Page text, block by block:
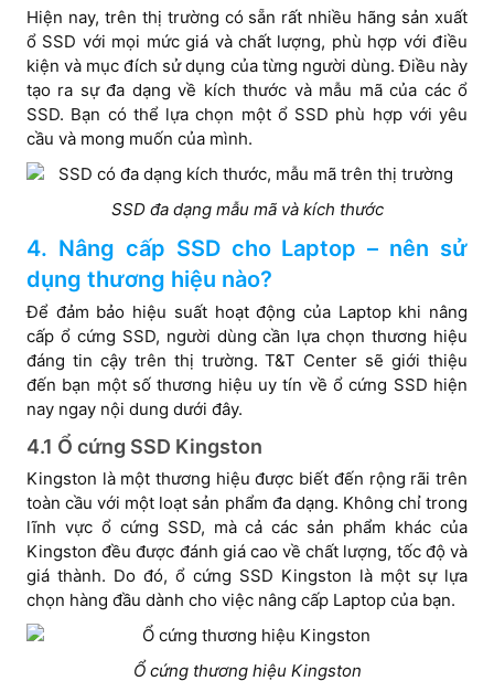
Hiện nay, trên thị trường có sẵn rất nhiều hãng sản xuất
ổ SSD với mọi mức giá và chất lượng, phù hợp với điều
kiện và mục đích sử dụng của từng người dùng. Điều này
tạo ra sự đa dạng về kích thước và mẫu mã của các ổ
SSD. Bạn có thể lựa chọn một ổ SSD phù hợp với yêu
cầu và mong muốn của mình.
SSD đa dạng mẫu mã và kích thước
4. Nâng cấp SSD cho Laptop – nên sử
dụng thương hiệu nào?
Để đảm bảo hiệu suất hoạt động của Laptop khi nâng
cấp ổ cứng SSD, người dùng cần lựa chọn thương hiệu
đáng tin cậy trên thị trường. T&T Center sẽ giới thiệu
đến bạn một số thương hiệu uy tín về ổ cứng SSD hiện
nay ngay nội dung dưới đây.
4.1 Ổ cứng SSD Kingston
Kingston là một thương hiệu được biết đến rộng rãi trên
toàn cầu với một loạt sản phẩm đa dạng. Không chỉ trong
lĩnh vực ổ cứng SSD, mà cả các sản phẩm khác của
Kingston đều được đánh giá cao về chất lượng, tốc độ và
giá thành. Do đó, ổ cứng SSD Kingston là một sự lựa
chọn hàng đầu dành cho việc nâng cấp Laptop của bạn.
Ổ cứng thương hiệu Kingston